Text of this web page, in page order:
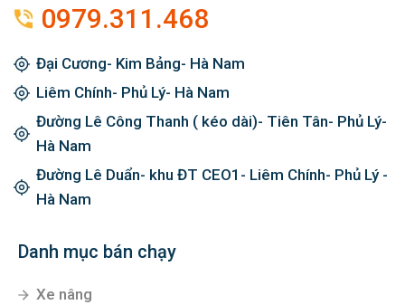
0979.311.468
Đại Cương- Kim Bảng- Hà Nam
Liêm Chính- Phủ Lý- Hà Nam
Đường Lê Công Thanh ( kéo dài)- Tiên Tân- Phủ Lý-
Hà Nam
Đường Lê Duẩn- khu ĐT CEO1- Liêm Chính- Phủ Lý -
Hà Nam
Danh mục bán chạy
Xe nâng